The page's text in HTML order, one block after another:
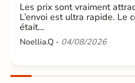
Les prix sont vraiment
L’envoi est ultra rapide. Le
était...
Noellia.Q - 04/08/2026